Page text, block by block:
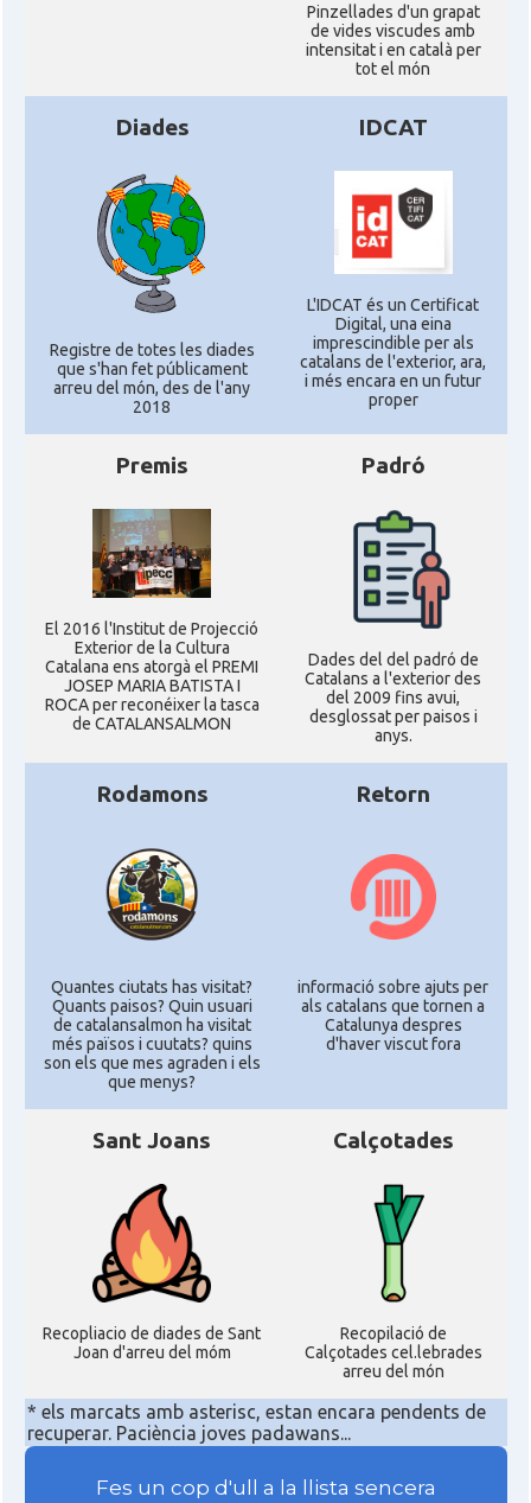
Pinzellades d'un grapat
de vides viscudes amb
intensitat i en català per
tot el món
Diades
Registre de totes les diades
que s'han fet públicament
arreu del món, des de l'any
2018
IDCAT
L'IDCAT és un Certificat
Digital, una eina
imprescindible per als
catalans de l'exterior, ara,
i més encara en un futur
proper
Premis
El 2016 l'Institut de Projecció
Exterior de la Cultura
Catalana ens atorgà el PREMI
JOSEP MARIA BATISTA I
ROCA per reconéixer la tasca
de CATALANSALMON
Padró
Dades del del padró de
Catalans a l'exterior des
del 2009 fins avui,
desglossat per paisos i
anys.
Rodamons
Quantes ciutats has visitat?
Quants paisos? Quin usuari
de catalansalmon ha visitat
més països i cuutats? quins
son els que mes agraden i els
que menys?
Retorn
informació sobre ajuts per
als catalans que tornen a
Catalunya despres
d'haver viscut fora
Sant Joans
Recopliacio de diades de Sant
Joan d'arreu del móm
Calçotades
Recopilació de
Calçotades cel.lebrades
arreu del món
* els marcats amb asterisc, estan encara pendents de
recuperar. Paciència joves padawans...
Fes un cop d'ull a la llista sencera